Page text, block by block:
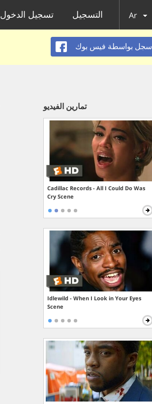
تسجيل الدخول التسجيل Ar
سجل بواسطة فيس بوك
تمارين الفيديو
Cadillac Records - All I Could Do Was
Cry Scene
Idlewild - When I Look in Your Eyes
Scene